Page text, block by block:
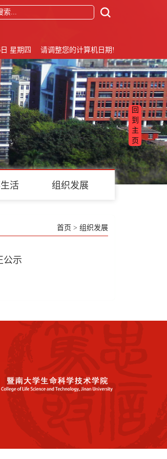
回
到
主
页
日 星期四 请调整您的计算机日期!
活 组织发展
首页 >组织发展
公示